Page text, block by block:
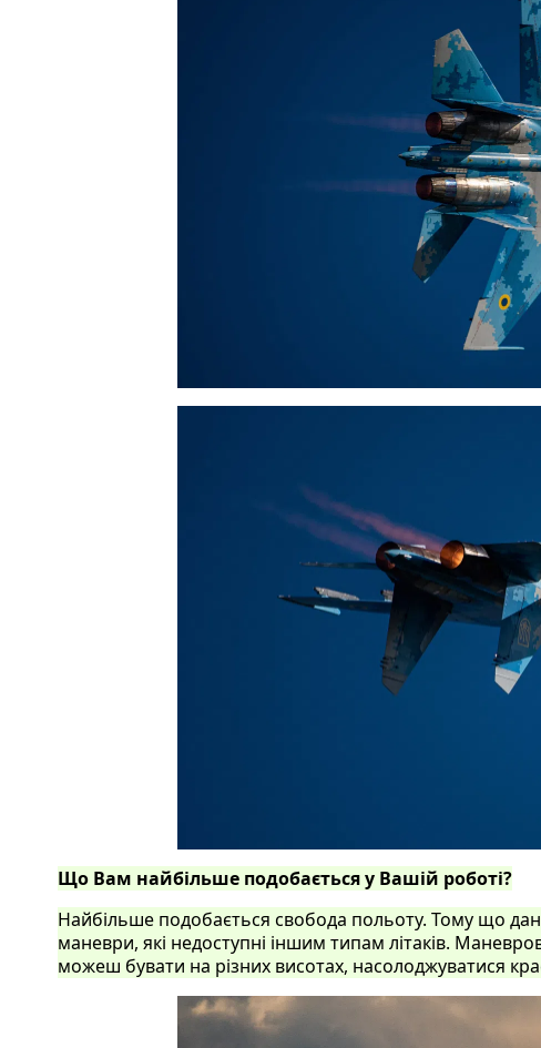
Що Вам найбільше подобається у Вашій роботі?
Найбільше подобається свобода польоту. Тому що
маневри, які недоступні іншим типам літаків.
можеш бувати на різних висотах, насолоджуватися